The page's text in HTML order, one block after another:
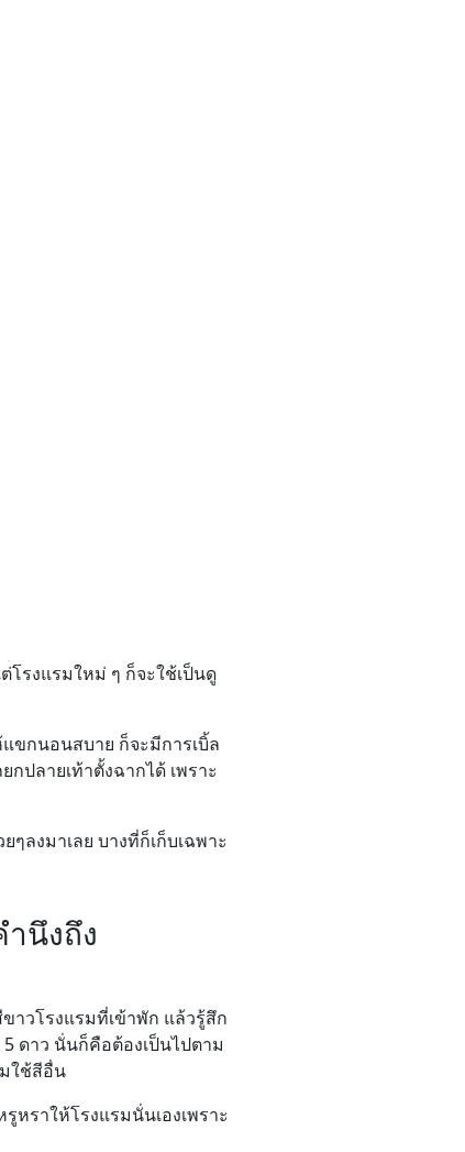
โรงแรมใหม่ ๆ ก็จะใช้เป็นดู
ขกนอนสบาย ก็จะมีการเบิ้ล
ปลายเท้าตั้งฉากได้ เพราะ
ลงมาเลย บางที่ก็เก็บเฉพาะ
นึงถึง
าวโรงแรมที่เข้าพัก แล้วรู้สึก
ดาว นั่นก็คือต้องเป็นไปตาม
ใช้สีอื่น
หราให้โรงแรมนั่นเองเพราะ